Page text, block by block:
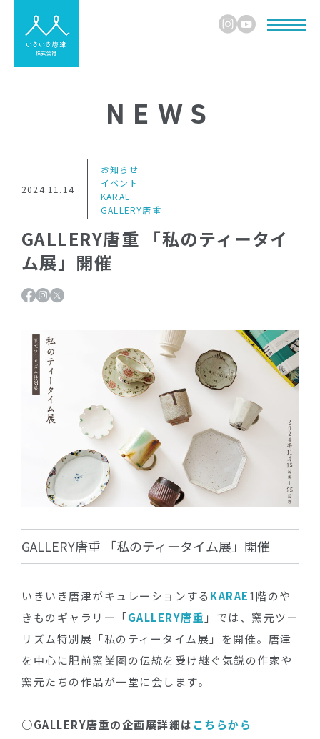
NEWS
2024.11.14
お知らせ
イベント
KARAE
GALLERY唐重
GALLERY唐重 「私のティータイ
ム展」開催
GALLERY唐重 「私のティータイム展」開催
いきいき唐津がキュレーションする KARAE1階のや
きものギャラリー「GALLERY唐重 」では、窯元ツー
リズム特別展「私のティータイム展」を開催。唐津
を中心に肥前窯業圏の伝統を受け継ぐ気鋭の作家や
窯元たちの作品が一堂に会します。
○GALLERY唐重の企画展詳細は こちらから